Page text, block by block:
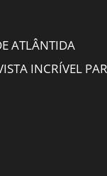
ATLÂNTIDA
INCRÍVEL